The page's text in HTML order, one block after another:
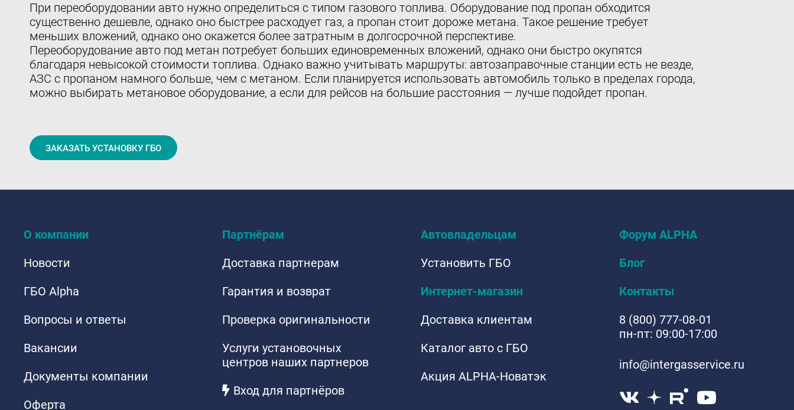
При переоборудовании авто нужно определиться с типом газового топлива. Оборудование под пропан обходится
существенно дешевле, однако оно быстрее расходует газ, а пропан стоит дороже метана. Такое решение требует
меньших вложений, однако оно окажется более затратным в долгосрочной перспективе.
Переоборудование авто под метан потребует больших единовременных вложений, однако они быстро окупятся
благодаря невысокой стоимости топлива. Однако важно учитывать маршруты: автозаправочные станции есть не везде,
АЗС с пропаном намного больше, чем с метаном. Если планируется использовать автомобиль только в пределах города,
можно выбирать метановое оборудование, а если для рейсов на большие расстояния — лучше подойдет пропан.
ЗАКАЗАТЬ УСТАНОВКУ ГБО
О компании
Новости
ГБО Alpha
Вопросы и ответы
Вакансии
Документы компании
Оферта
Партнёрам
Доставка партнерам
Гарантия и возврат
Проверка оригинальности
Услуги установочных
центров наших партнеров
Вход для партнёров
Автовладельцам
Установить ГБО
Интернет-магазин
Доставка клиентам
Каталог авто с ГБО
Акция ALPHA-Новатэк
Форум ALPHA
Блог
Контакты
8 (800) 777-08-01
пн-пт: 09:00-17:00
info@intergasservice.ru